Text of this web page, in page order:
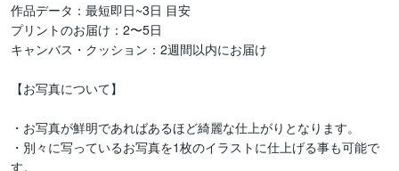
作品データ：最短即日~3日 目安
プリントのお届け：2〜5日
キャンバス・クッション：2週間以内にお届け
【お写真について】
・お写真が鮮明であればあるほど綺麗な仕上がりとなります。
・別々に写っているお写真を1枚のイラストに仕上げる事も可能で
す。